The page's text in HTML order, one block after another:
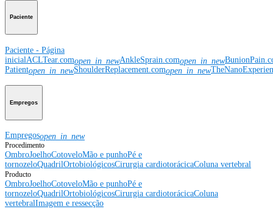
Paciente
Paciente - Página
inicialACLTear.comopen_in_newAnkleSprain.comopen_in_new
Patientopen_in_newShoulderReplacement.comopen_in_new
Empregos
Empregosopen_in_new
Procedimento
OmbroJoelhoCotoveloMão e punhoPé e
tornozeloQuadrilOrtobiológicosCirurgia cardiotorácicaColuna vertebral
Producto
OmbroJoelhoCotoveloMão e punhoPé e
tornozeloQuadrilOrtobiológicosCirurgia cardiotorácicaColuna
vertebralImagem e ressecção